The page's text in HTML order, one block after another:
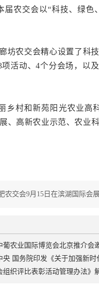
农交会以“科技、绿色
坊农交会精心设置了科
活动、4个分会场，以
乡村和新苑阳光农业高
、高新农业示范、农业
农交会9月15日在滨湖国际会
葡农业国际博览会北京推介会
组织评比表彰活动管理办法》